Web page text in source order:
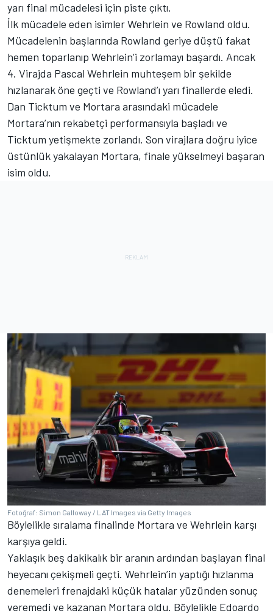
yarı final mücadelesi için piste çıktı.
İlk mücadele eden isimler Wehrlein ve Rowland oldu.
Mücadelenin başlarında Rowland geriye düştü fakat
hemen toparlanıp Wehrlein’i zorlamayı başardı. Ancak
4. Virajda Pascal Wehrlein muhteşem bir şekilde
hızlanarak öne geçti ve Rowland’ı yarı finallerde eledi.
Dan Ticktum ve Mortara arasındaki mücadele
Mortara’nın rekabetçi performansıyla başladı ve
Ticktum yetişmekte zorlandı. Son virajlara doğru iyice
üstünlük yakalayan Mortara, finale yükselmeyi başaran
isim oldu.
Fotoğraf: Simon Galloway / LAT Images via Getty Images
Böylelikle sıralama finalinde Mortara ve Wehrlein karşı
karşıya geldi.
Yaklaşık beş dakikalık bir aranın ardından başlayan final
heyecanı çekişmeli geçti. Wehrlein’in yaptığı hızlanma
denemeleri frenajdaki küçük hatalar yüzünden sonuç
veremedi ve kazanan Mortara oldu. Böylelikle Edoardo